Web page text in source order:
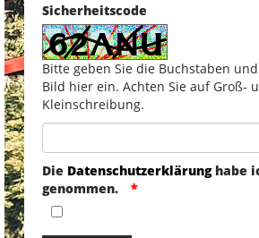
Sicherheitscode
Bitte geben Sie die Buchstaben
Bild hier ein. Achten Sie auf Groß-
Kleinschreibung.
Die Datenschutzerklärunghabe
genommen.